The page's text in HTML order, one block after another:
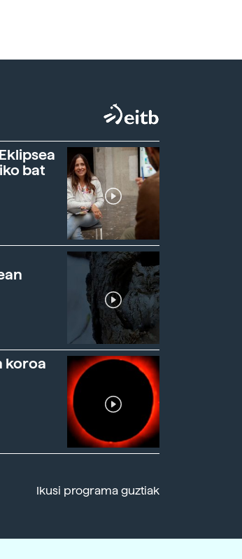
bat
koroa
Ikusi programa guztiak